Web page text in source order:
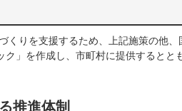
くりを支援するため、上記施策の他
ク」を作成し、市町村に提供すると
推進体制